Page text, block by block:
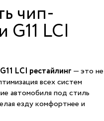
чип-
LCI
LCI рестайлинг — это не
всех систем
автомобиля под стиль
езду комфортнее и